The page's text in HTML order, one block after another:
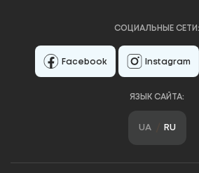
СОЦИАЛЬНЫЕ СЕТИ:
Facebook Instagram
ЯЗЫК САЙТА:
UA RU